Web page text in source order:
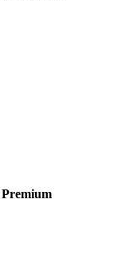
Premium